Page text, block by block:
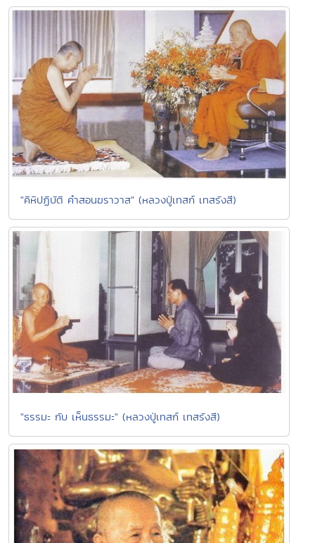
"คิหิปฏิบัติ คำสอนฆราวาส" (หลวงปู่เทสก์ เทสรังสี)
"ธรรมะ กับ เห็นธรรมะ" (หลวงปู่เทสก์ เทสรังสี)